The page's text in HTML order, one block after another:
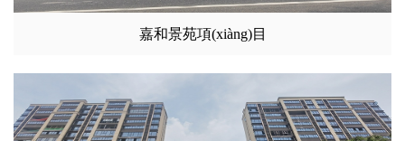
嘉和景苑項(xiàng)目